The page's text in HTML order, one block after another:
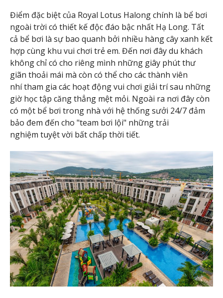
Điểm đặc biệt của Royal Lotus Halong chính là bể bơi
ngoài trời có thiết kế độc đáo bậc nhất Hạ Long. Tất
cả bể bơi là sự bao quanh bởi nhiều hàng cây xanh kết
hợp cùng khu vui chơi trẻ em. Đến nơi đây du khách
không chỉ có cho riêng mình những giây phút thư
giãn thoải mái mà còn có thể cho các thành viên
nhí tham gia các hoạt động vui chơi giải trí sau những
giờ học tập căng thẳng mệt mỏi. Ngoài ra nơi đây còn
có một bể bơi trong nhà với hệ thống sưởi 24/7 đảm
bảo đem đến cho "team bơi lội" những trải
nghiệm tuyệt vời bất chấp thời tiết.